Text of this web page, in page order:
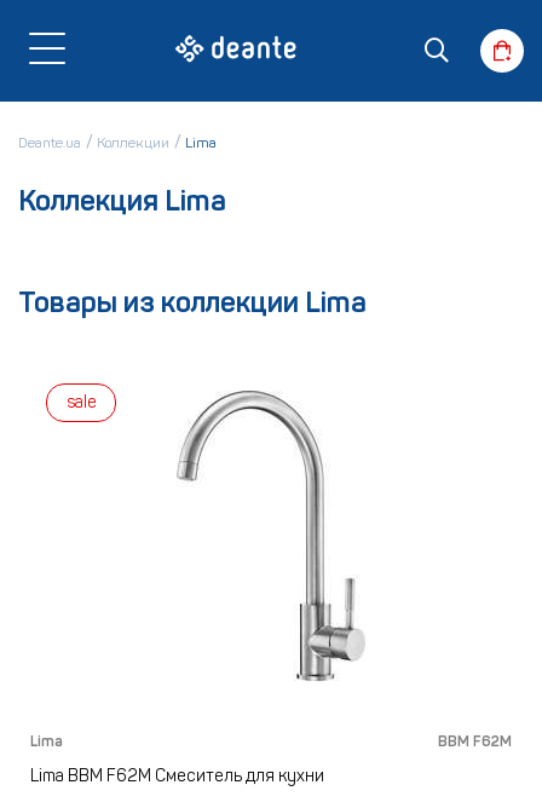
Deante.ua Коллекции Lima
Коллекция Lima
Товары из коллекции Lima
sale
Lima BBM F62M
Lima BBM F62M Смеситель для кухни